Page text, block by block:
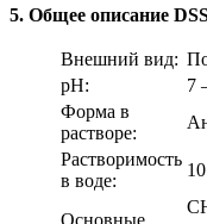
5. Общее описание
Внешний вид:
рН:
7
Форма в
растворе:
Растворимость
в воде:
Основные